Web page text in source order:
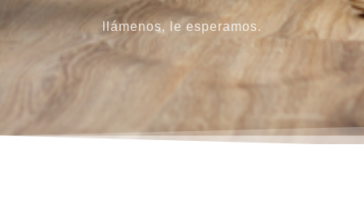
llámenos, le esperamos.